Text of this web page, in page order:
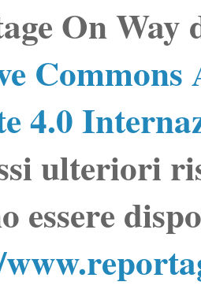
On Way
4.0
ulteriori
essere